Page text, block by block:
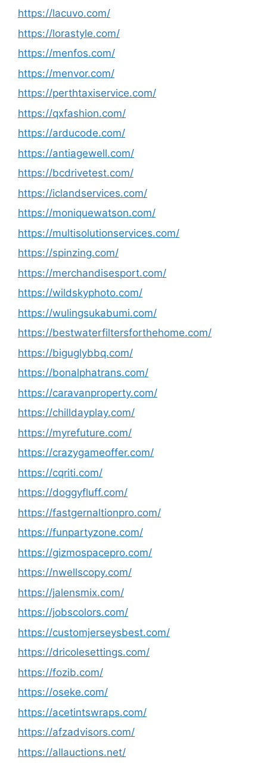
https://lacuvo.com/
https://lorastyle.com/
https://menfos.com/
https://menvor.com/
https://perthtaxiservice.com/
https://qxfashion.com/
https://arducode.com/
https://antiagewell.com/
https://bcdrivetest.com/
https://iclandservices.com/
https://moniquewatson.com/
https://multisolutionservices.com/
https://spinzing.com/
https://merchandisesport.com/
https://wildskyphoto.com/
https://wulingsukabumi.com/
https://bestwaterfiltersforthehome.com/
https://biguglybbq.com/
https://bonalphatrans.com/
https://caravanproperty.com/
https://chilldayplay.com/
https://myrefuture.com/
https://crazygameoffer.com/
https://cqriti.com/
https://doggyfluff.com/
https://fastgernaltionpro.com/
https://funpartyzone.com/
https://gizmospacepro.com/
https://nwellscopy.com/
https://jalensmix.com/
https://jobscolors.com/
https://customjerseysbest.com/
https://dricolesettings.com/
https://fozib.com/
https://oseke.com/
https://acetintswraps.com/
https://afzadvisors.com/
https://allauctions.net/